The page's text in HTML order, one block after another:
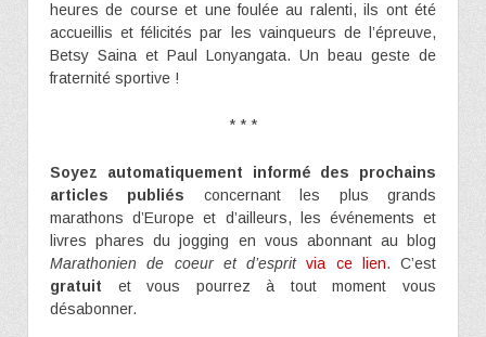
heures de course et une foulée au ralenti, ils ont été
accueillis et félicités par les vainqueurs de l’épreuve,
Betsy Saina et Paul Lonyangata. Un beau geste de
fraternité sportive !
* * *
Soyez automatiquement informé des prochains
articles publiés concernant les plus grands
marathons d’Europe et d’ailleurs, les événements et
livres phares du jogging en vous abonnant au blog
Marathonien de coeur et d’esprit via ce lien. C’est
gratuit et vous pourrez à tout moment vous
désabonner.